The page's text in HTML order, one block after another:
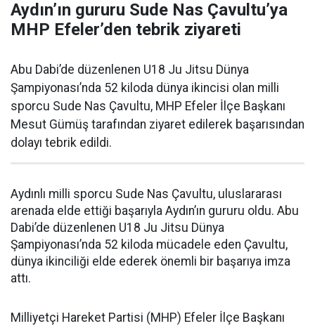
Aydın’ın gururu Sude Nas Çavultu’ya
MHP Efeler’den tebrik ziyareti
Abu Dabi’de düzenlenen U18 Ju Jitsu Dünya
Şampiyonası’nda 52 kiloda dünya ikincisi olan milli
sporcu Sude Nas Çavultu, MHP Efeler İlçe Başkanı
Mesut Gümüş tarafından ziyaret edilerek başarısından
dolayı tebrik edildi.
Aydınlı milli sporcu Sude Nas Çavultu, uluslararası
arenada elde ettiği başarıyla Aydın’ın gururu oldu. Abu
Dabi’de düzenlenen U18 Ju Jitsu Dünya
Şampiyonası’nda 52 kiloda mücadele eden Çavultu,
dünya ikinciliği elde ederek önemli bir başarıya imza
attı.
Milliyetçi Hareket Partisi (MHP) Efeler İlçe Başkanı